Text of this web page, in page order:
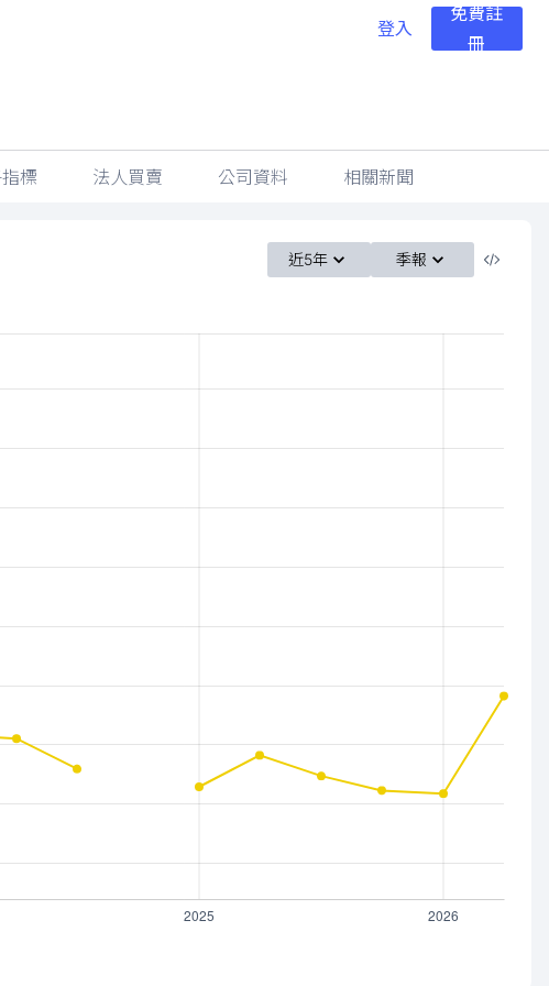
登入
免費註
冊
標 法人買賣 公司資料 相關新聞
近5年 季報